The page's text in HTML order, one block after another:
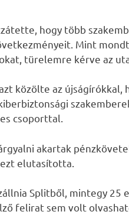
hogy több
Mint
türelemre kérve az
közölte az újságírókkal,
csoporttal.
akartak
elutasította.
Splitből, mintegy 25
felirat sem volt